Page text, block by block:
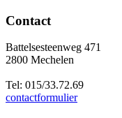
Contact
Battelsesteenweg 471
2800 Mechelen
Tel: 015/33.72.69
contactformulier